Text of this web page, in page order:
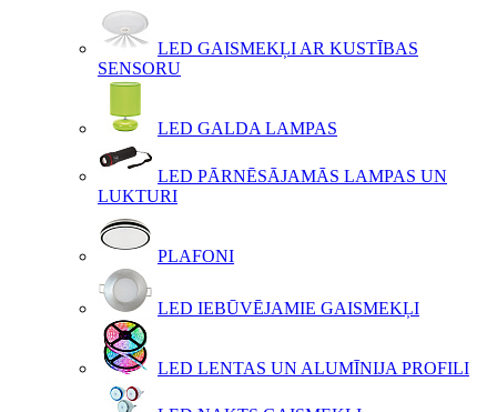
LED GAISMEKĻI AR KUSTĪBAS
SENSORU
LED GALDA LAMPAS
LED PĀRNĒSĀJAMĀS LAMPAS UN
LUKTURI
PLAFONI
LED IEBŪVĒJAMIE GAISMEKĻI
LED LENTAS UN ALUMĪNIJA PROFILI